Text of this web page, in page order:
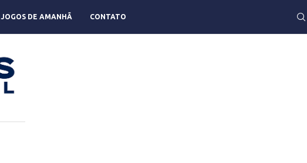
JOGOS DE AMANHÃ CONTATO